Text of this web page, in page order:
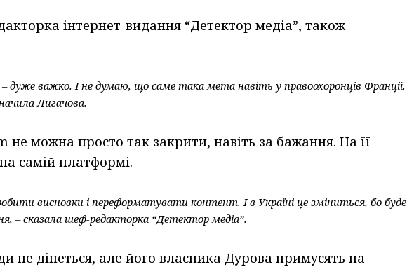
інтернет-видання “Детектор медіа”, також
дуже важко. І не думаю, що саме така мета навіть у правоохоронців Франції.
Лигачова.
можна просто так закрити, навіть за бажання. На її
самій платформі.
висновки і переформатувати контент. І в Україні це зміниться, бо буде
– сказала шеф-редакторка “Детектор медіа”.
не дінеться, але його власника Дурова примусять на